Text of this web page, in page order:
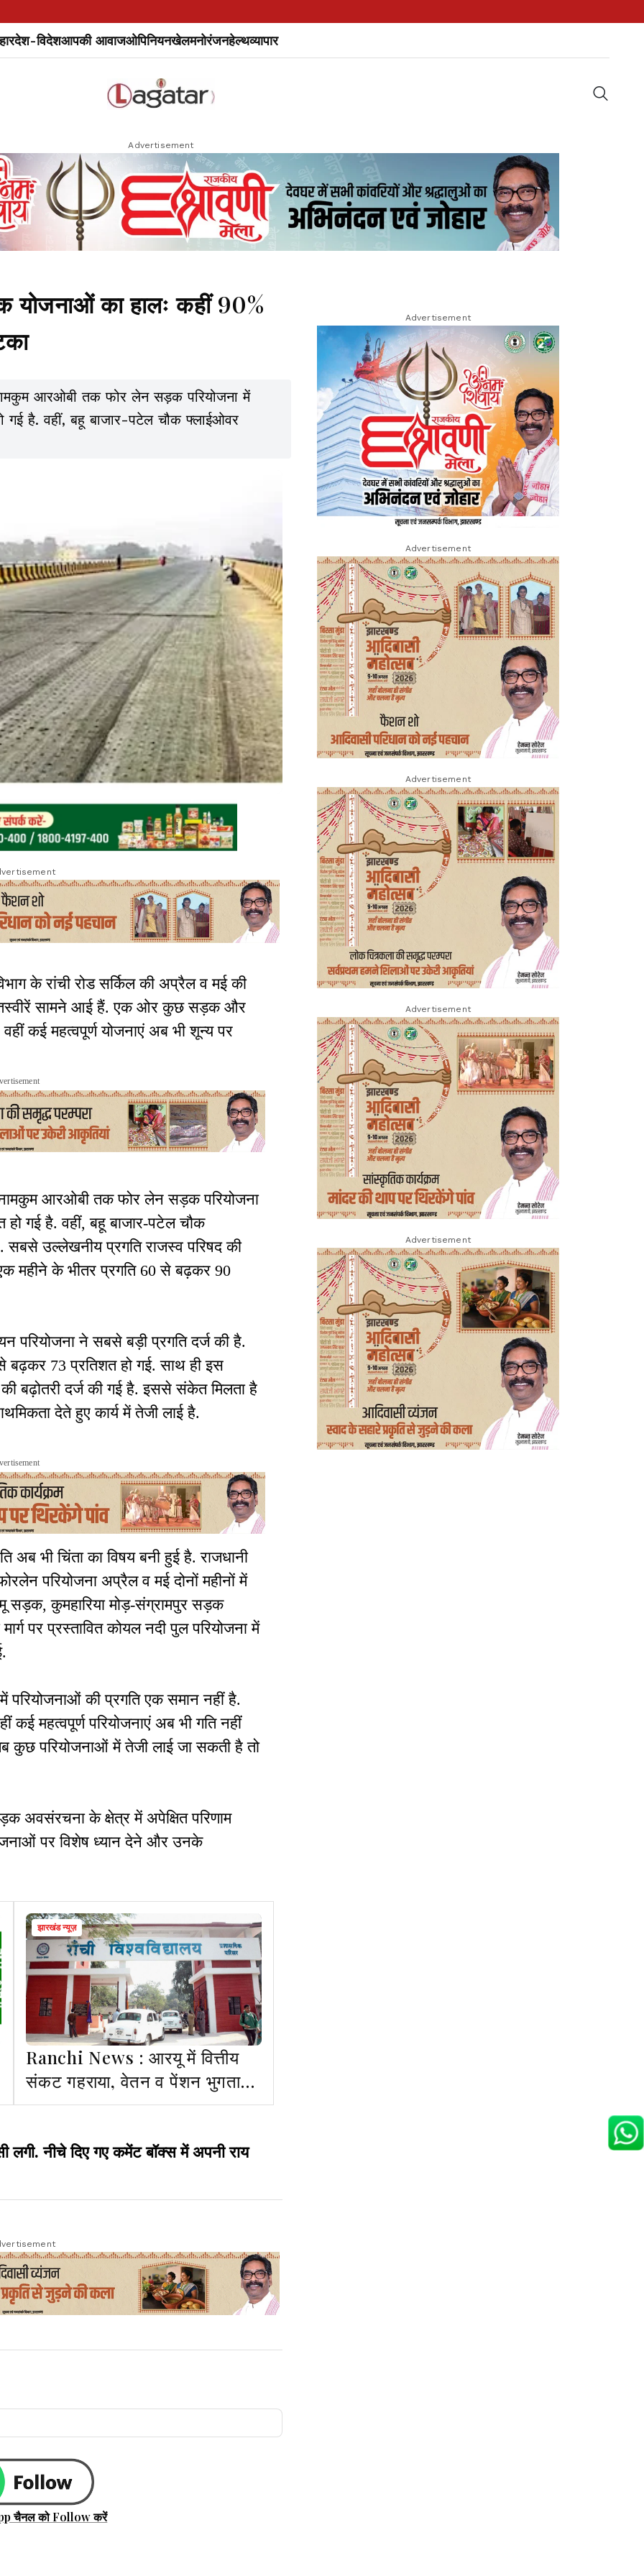
देश-विदेशआपकी आवाजओपिनियनखेलमनोरंजनहेल्थव्यापार
Advertisement
का हालः कहीं 90%
नामकुम आरओबी तक फोर लेन सड़क परियोजना में
गई है. वहीं, बहू बाजार-पटेल चौक फ्लाईओवर
के रांची रोड सर्किल की अप्रैल व मई की
तस्वीरें सामने आई हैं. एक ओर कुछ सड़क और
कई महत्वपूर्ण योजनाएं अब भी शून्य पर
नामकुम आरओबी तक फोर लेन सड़क परियोजना
गई है. वहीं, बहू बाजार-पटेल चौक
सबसे उल्लेखनीय प्रगति राजस्व परिषद की
महीने के भीतर प्रगति 60 से बढ़कर 90
परियोजना ने सबसे बड़ी प्रगति दर्ज की है.
बढ़कर 73 प्रतिशत हो गई. साथ ही इस
बढ़ोतरी दर्ज की गई है. इससे संकेत मिलता है
देते हुए कार्य में तेजी लाई है.
अब भी चिंता का विषय बनी हुई है. राजधानी
परियोजना अप्रैल व मई दोनों महीनों में
सड़क, कुमहारिया मोड़-संग्रामपुर सड़क
मार्ग पर प्रस्तावित कोयल नदी पुल परियोजना में
में परियोजनाओं की प्रगति एक समान नहीं है.
महत्वपूर्ण परियोजनाएं अब भी गति नहीं
परियोजनाओं में तेजी लाई जा सकती है तो
अवसंरचना के क्षेत्र में अपेक्षित परिणाम
पर विशेष ध्यान देने और उनके
झारखंड न्यूज़
Ranchi News : आरयू में वित्तीय
संकट गहराया, वेतन व पेंशन भुगतान
की बढ़ी चिंता
नीचे दिए गए कमेंट बॉक्स में अपनी राय
चैनल को Follow करें
Advertisement
Advertisement
Advertisement
Advertisement
Advertisement